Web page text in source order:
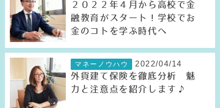
２０２２年４月から高校で金
融教育がスタート！学校でお
金のコトを学ぶ時代へ
マネーノウハウ 2022/04/14
外貨建て保険を徹底分析 魅
力と注意点を紹介します♪